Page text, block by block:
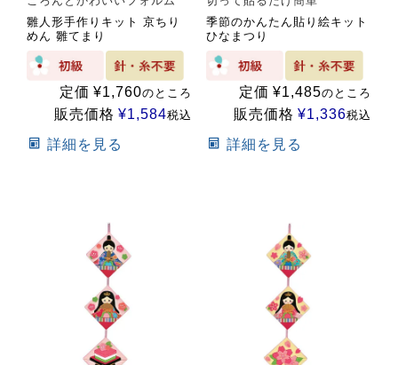
雛人形手作りキット 京ちり
めん 雛てまり
定価 ¥1,760のところ
販売価格 ¥1,584税込
詳細を見る
季節のかんたん貼り絵キット
ひなまつり
定価 ¥1,485のところ
販売価格 ¥1,336税込
詳細を見る